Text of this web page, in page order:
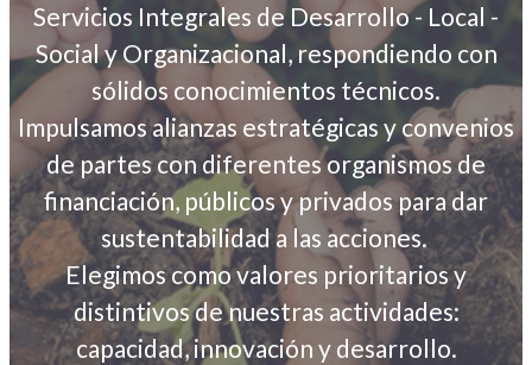
Servicios Integrales de Desarrollo - Local -
Social y Organizacional, respondiendo con
sólidos conocimientos técnicos.
Impulsamos alianzas estratégicas y convenios
de partes con diferentes organismos de
financiación, públicos y privados para dar
sustentabilidad a las acciones.
Elegimos como valores prioritarios y
distintivos de nuestras actividades:
capacidad, innovación y desarrollo.